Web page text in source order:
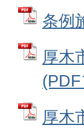
条例
厚木
厚木